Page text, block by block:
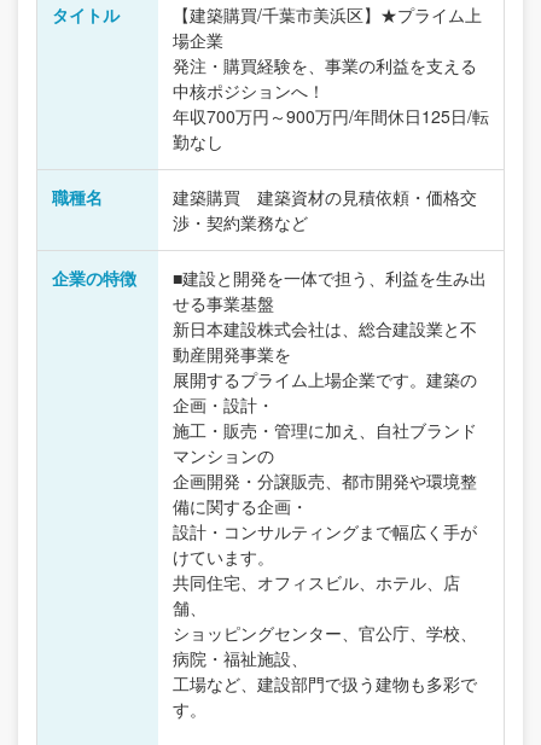
タイトル
【建築購買/千葉市美浜区】★プライム上
場企業
発注・購買経験を、事業の利益を支える
中核ポジションへ！
年収700万円～900万円/年間休日125日/転
勤なし
職種名
建築購買 建築資材の見積依頼・価格交
渉・契約業務など
企業の特徴
■建設と開発を一体で担う、利益を生み出
せる事業基盤
新日本建設株式会社は、総合建設業と不
動産開発事業を
展開するプライム上場企業です。建築の
企画・設計・
施工・販売・管理に加え、自社ブランド
マンションの
企画開発・分譲販売、都市開発や環境整
備に関する企画・
設計・コンサルティングまで幅広く手が
けています。
共同住宅、オフィスビル、ホテル、店
舗、
ショッピングセンター、官公庁、学校、
病院・福祉施設、
工場など、建設部門で扱う建物も多彩で
す。